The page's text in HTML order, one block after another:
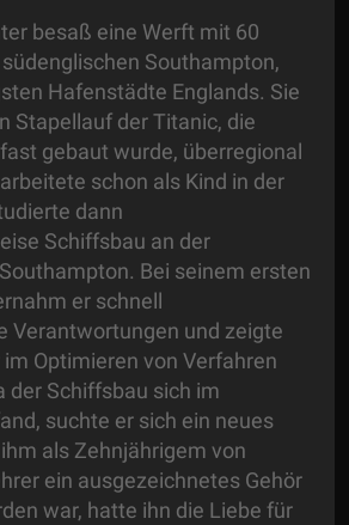
besaß eine Werft mit 60
Southampton,
Hafenstädte Englands. Sie
Stapellauf der Titanic, die
gebaut wurde, überregional
schon als Kind in der
dann
Schiffsbau an der
Bei seinem ersten
er schnell
Verantwortungen und zeigte
Optimieren von Verfahren
der Schiffsbau sich im
suchte er sich ein neues
als Zehnjährigem von
ein ausgezeichnetes Gehör
war, hatte ihn die Liebe für